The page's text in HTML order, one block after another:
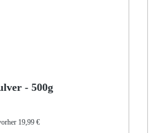
- 500g
Preis:
19,99 €